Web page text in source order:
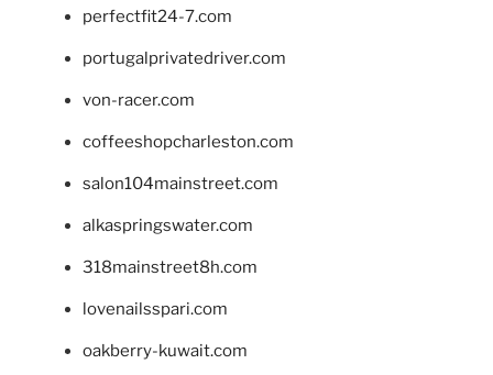
perfectfit24-7.com
portugalprivatedriver.com
von-racer.com
coffeeshopcharleston.com
salon104mainstreet.com
alkaspringswater.com
318mainstreet8h.com
lovenailsspari.com
oakberry-kuwait.com